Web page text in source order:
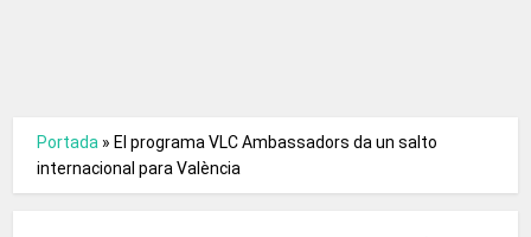
Portada » El programa VLC Ambassadors da un salto
internacional para València